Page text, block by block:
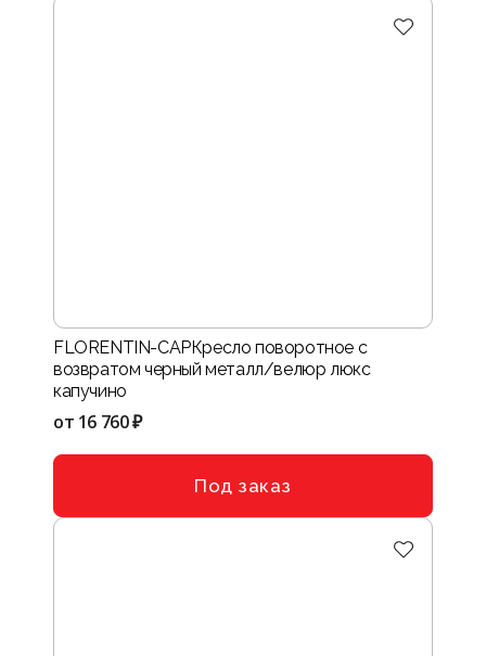
FLORENTIN-CAPКресло поворотное с
возвратом черный металл/велюр люкс
капучино
от 16 760 ₽
Под заказ